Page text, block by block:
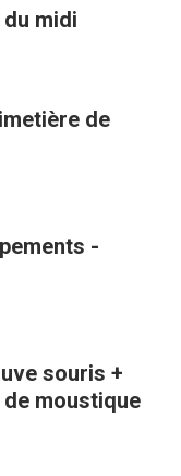
midi
de
-
souris +
moustique